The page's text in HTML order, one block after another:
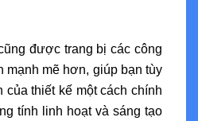
được trang bị các công
mạnh mẽ hơn, giúp bạn tùy
của thiết kế một cách chính
tính linh hoạt và sáng tạo